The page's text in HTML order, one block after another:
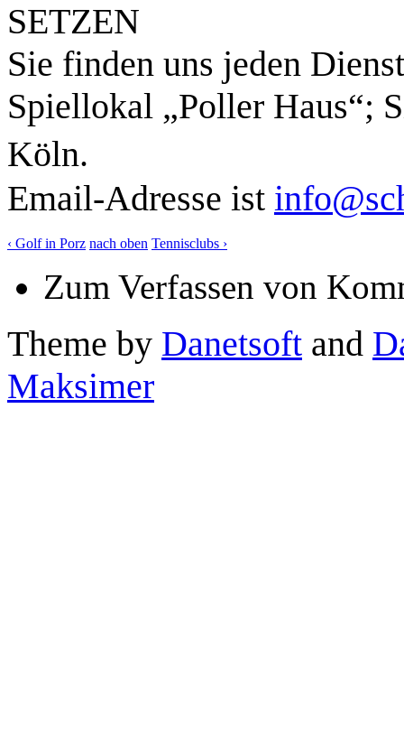
SETZEN
Sie finden uns jeden
Spiellokal „Poller Haus“;
Köln.
Email-Adresse ist
‹ Golf in Porz nach oben Tennisclubs ›
Zum Verfassen von
Theme by Danetsoft and
Maksimer